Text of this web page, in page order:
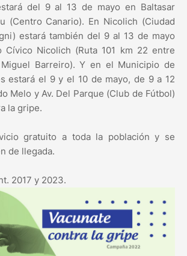
del 9 al 13 de mayo en Baltasar
(Centro Canario). En Nicolich (Ciudad
estará también del 9 al 13 de mayo
Nicolich (Ruta 101 km 22 entre
Barreiro). Y en el Municipio de
estará el 9 y el 10 de mayo, de 9 a 12
Melo y Av. Del Parque (Club de Fútbol)
la gripe.
gratuito a toda la población y se
de llegada.
2017 y 2023.